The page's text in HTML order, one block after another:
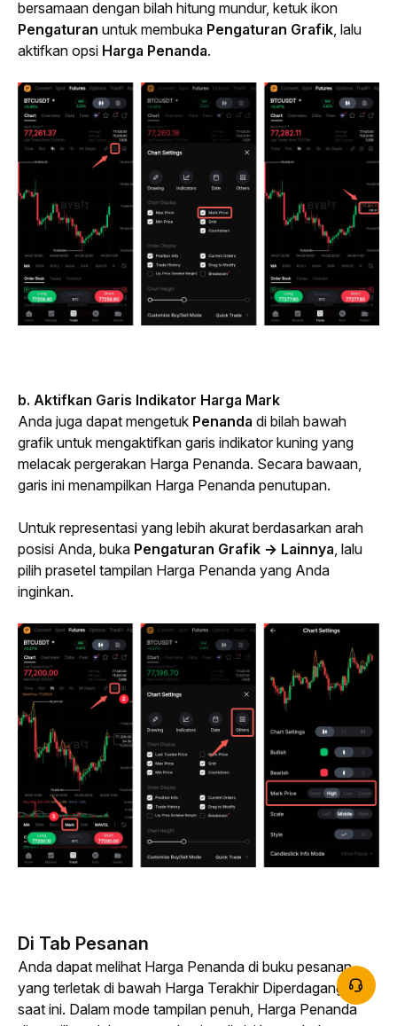
Pengaturan untuk membuka Pengaturan Grafik, lalu
aktifkan opsi Harga Penanda.
b. Aktifkan Garis Indikator Harga Mark
Anda juga dapat mengetuk Penanda di bilah bawah
grafik untuk mengaktifkan garis indikator kuning yang
melacak pergerakan Harga Penanda. Secara bawaan,
garis ini menampilkan Harga Penanda penutupan.
Untuk representasi yang lebih akurat berdasarkan arah
posisi Anda, buka Pengaturan Grafik → Lainnya, lalu
pilih prasetel tampilan Harga Penanda yang Anda
inginkan.
Di Tab Pesanan
Anda dapat melihat Harga Penanda di buku pesanan
yang terletak di bawah Harga Terakhir Diperdagangkan
saat ini. Dalam mode tampilan penuh, Harga Penanda